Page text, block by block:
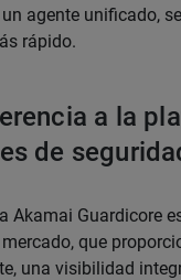
agente unificado,
rápido.
a la
de
Akamai Guardicore
que
una visibilidad